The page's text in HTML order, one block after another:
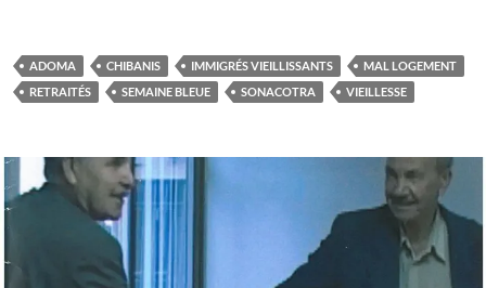
ADOMA CHIBANIS IMMIGRÉS VIEILLISSANTS
MAL LOGEMENT
RETRAITÉS
SEMAINE BLEUE SONACOTRA VIEILLESSE